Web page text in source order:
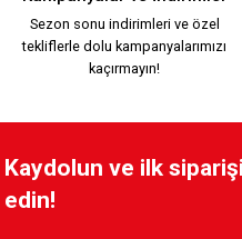
800,00 TL
YENİ SEZON 2026/2027
Sezon sonu indirimleri ve özel
tekliflerle dolu kampanyalarımızı
kaçırmayın!
Kaydolun ve ilk
edin!